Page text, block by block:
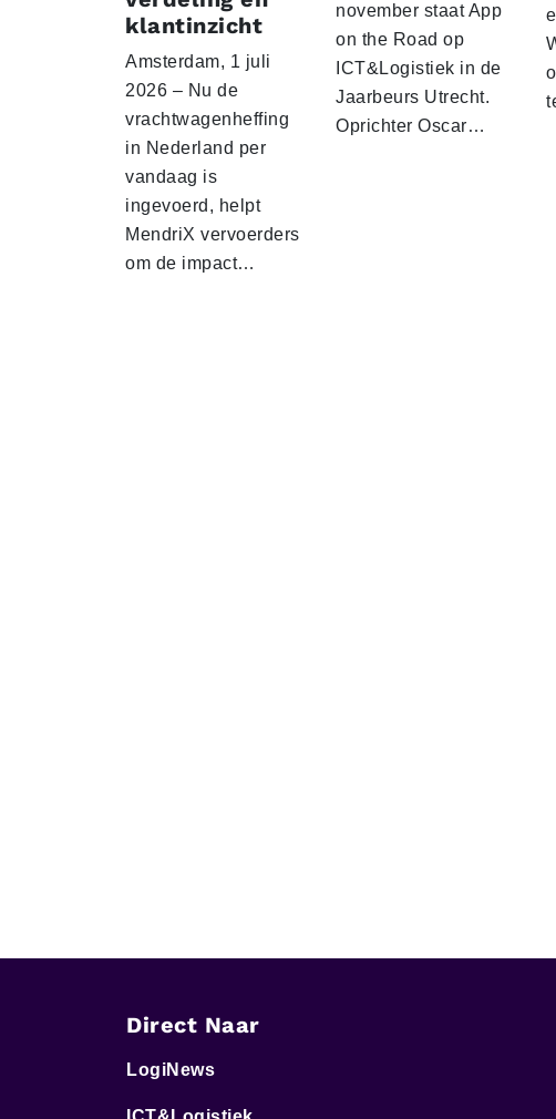
klantinzicht
Amsterdam, 1 juli
2026 – Nu de
vrachtwagenheffing
in Nederland per
vandaag is
ingevoerd, helpt
MendriX vervoerders
om de impact…
november staat App
on the Road op
ICT&Logistiek in de
Jaarbeurs Utrecht.
Oprichter Oscar…
Direct Naar
LogiNews